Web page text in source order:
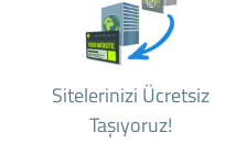
Sitelerinizi Ücretsiz
Taşıyoruz!